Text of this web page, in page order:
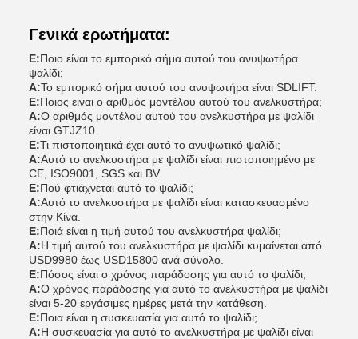
Γενικά ερωτήματα:
Ε:Ποιο είναι το εμπορικό σήμα αυτού του ανυψωτήρα
ψαλίδι;
Α:Το εμπορικό σήμα αυτού του ανυψωτήρα είναι SDLIFT.
Ε:Ποιος είναι ο αριθμός μοντέλου αυτού του ανελκυστήρα;
Α:Ο αριθμός μοντέλου αυτού του ανελκυστήρα με ψαλίδι
είναι GTJZ10.
Ε:Τι πιστοποιητικά έχει αυτό το ανυψωτικό ψαλίδι;
Α:Αυτό το ανελκυστήρα με ψαλίδι είναι πιστοποιημένο με
CE, ISO9001, SGS και BV.
Ε:Πού φτιάχνεται αυτό το ψαλίδι;
Α:Αυτό το ανελκυστήρα με ψαλίδι είναι κατασκευασμένο
στην Κίνα.
Ε:Ποιά είναι η τιμή αυτού του ανελκυστήρα ψαλίδι;
Α:Η τιμή αυτού του ανελκυστήρα με ψαλίδι κυμαίνεται από
USD9980 έως USD15800 ανά σύνολο.
Ε:Πόσος είναι ο χρόνος παράδοσης για αυτό το ψαλίδι;
Α:Ο χρόνος παράδοσης για αυτό το ανελκυστήρα με ψαλίδι
είναι 5-20 εργάσιμες ημέρες μετά την κατάθεση.
Ε:Ποια είναι η συσκευασία για αυτό το ψαλίδι;
Α:Η συσκευασία για αυτό το ανελκυστήρα με ψαλίδι είναι